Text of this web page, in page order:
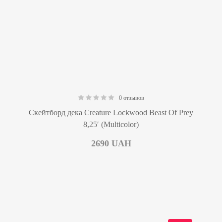
0 отзывов
Скейтборд дека Creature Lockwood Beast Of Prey
8,25′ (Multicolor)
2690 UAH